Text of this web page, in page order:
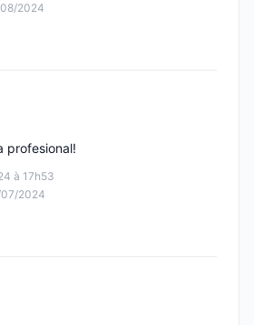
2024
à 17h53
07/2024
profesional!